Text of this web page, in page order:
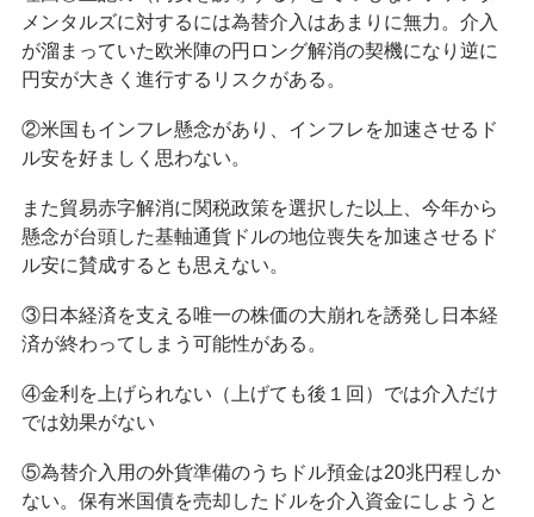
メンタルズに対するには為替介入はあまりに無力。介入
が溜まっていた欧米陣の円ロング解消の契機になり逆に
円安が大きく進行するリスクがある。
②米国もインフレ懸念があり、インフレを加速させるド
ル安を好ましく思わない。
また貿易赤字解消に関税政策を選択した以上、今年から
懸念が台頭した基軸通貨ドルの地位喪失を加速させるド
ル安に賛成するとも思えない。
③日本経済を支える唯一の株価の大崩れを誘発し日本経
済が終わってしまう可能性がある。
④金利を上げられない（上げても後１回）では介入だけ
では効果がない
⑤為替介入用の外貨準備のうちドル預金は20兆円程しか
ない。保有米国債を売却したドルを介入資金にしようと